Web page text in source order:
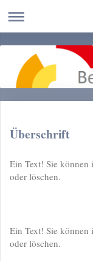
Überschrift
Ein Text! Sie
oder löschen.
Ein Text! Sie
oder löschen.